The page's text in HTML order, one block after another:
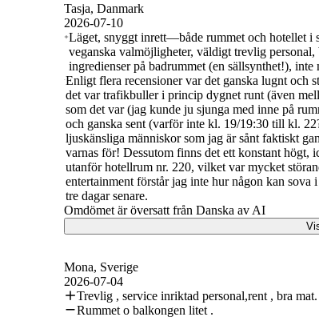
Tasja, Danmark
2026-07-10
Läget, snyggt inrett—både rummet och hotellet i
veganska valmöjligheter, väldigt trevlig
ingredienser på badrummet (en sällsynthet!),
Enligt flera recensioner var det ganska lugnt och
det var trafikbuller i princip dygnet runt (även
som det var (jag kunde ju sjunga med inne på
och ganska sent (varför inte kl. 19/19:30 till kl.
ljuskänsliga människor som jag är sånt faktiskt
varnas för! Dessutom finns det ett konstant högt,
utanför hotellrum nr. 220, vilket var mycket
entertainment förstår jag inte hur någon kan
tre dagar senare.
Omdömet är översatt från Danska av AI
Mona, Sverige
2026-07-04
Trevlig , service inriktad personal,rent , bra mat.
Rummet o balkongen litet .